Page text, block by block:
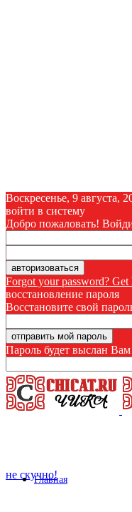
Воскресенье, 9 августа,
войти в систему
Добро пожаловать!
Forgot your password? Get
восстановление пароля
Восстановите свой
Пароль будет выслан
не скучно!
Главная